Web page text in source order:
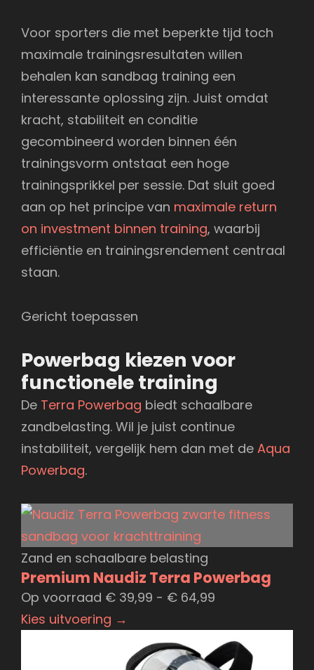
Voor sporters die met beperkte tijd toch
maximale trainingsresultaten willen
behalen kan sandbag training een
interessante oplossing zijn. Juist omdat
kracht, stabiliteit en conditie
gecombineerd worden binnen één
trainingsvorm ontstaat een hoge
trainingsprikkel per sessie. Dat sluit goed
aan op het principe van maximale return
on investment binnen training, waarbij
efficiëntie en trainingsrendement centraal
staan.
Gericht toepassen
Powerbag kiezen voor
functionele training
De Terra Powerbag biedt schaalbare
zandbelasting. Wil je juist continue
instabiliteit, vergelijk hem dan met de Aqua
Powerbag.
Zand en schaalbare belasting
Premium Naudiz Terra Powerbag
Op voorraad € 39,99 - € 64,99
tot
€ 64,99
Kies uitvoering →